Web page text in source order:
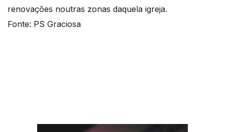
renovações noutras zonas daquela igreja.
Fonte: PS Graciosa